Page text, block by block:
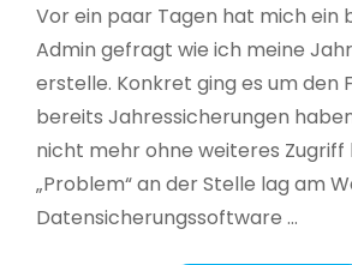
Vor ein paar Tagen hat mich ein
Admin gefragt wie ich meine
erstelle. Konkret ging es um den
bereits Jahressicherungen
nicht mehr ohne weiteres Zugriff
„Problem“ an der Stelle lag am
Datensicherungssoftware …